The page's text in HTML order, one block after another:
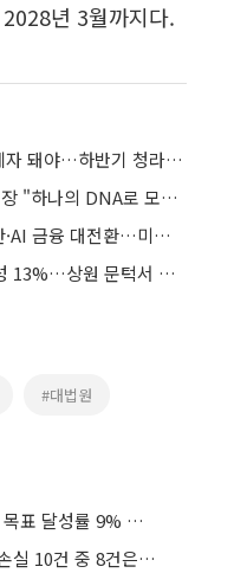
년 3월까지다.
함영주 “스테이블코인 생태계 설계자 돼야…하반기 청라 본격 이전”
하나금융 출범 20주년…함영주 회장 "하나의 DNA로 모두의 행복 앞장"
함영주 하나금융 회장 "디지털자산·AI 금융 대전환…미래 패러다임 선도"
美 클래리티 법안 연내 통과 가능성 13%…상원 문턱서 제동
#대법원
미소금융 신상품 석 달⋯생계자금 목표 달성률 9% 그쳐
회수 포기한 돈 1조2000억⋯추정손실 10건 중 8건은 기업대출